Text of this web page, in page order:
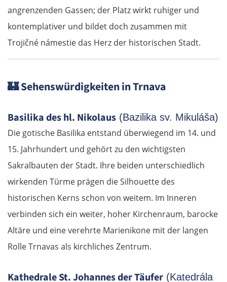
angrenzenden Gassen; der Platz wirkt ruhiger und
kontemplativer und bildet doch zusammen mit
Trojičné námestie das Herz der historischen Stadt.
🏰Sehenswürdigkeiten in Trnava
Basilika des hl. Nikolaus (Bazilika sv. Mikuláša)
Die gotische Basilika entstand überwiegend im 14. und
15. Jahrhundert und gehört zu den wichtigsten
Sakralbauten der Stadt. Ihre beiden unterschiedlich
wirkenden Türme prägen die Silhouette des
historischen Kerns schon von weitem. Im Inneren
verbinden sich ein weiter, hoher Kirchenraum, barocke
Altäre und eine verehrte Marienikone mit der langen
Rolle Trnavas als kirchliches Zentrum.
Kathedrale St. Johannes der Täufer (Katedrála